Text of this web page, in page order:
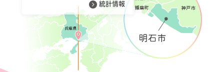
統計情報